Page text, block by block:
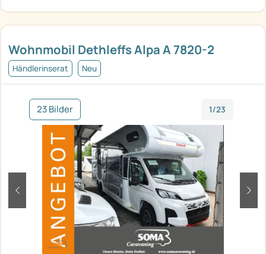
Wohnmobil Dethleffs Alpa A 7820-2
Händlerinserat Neu
23 Bilder 1/23
zurück